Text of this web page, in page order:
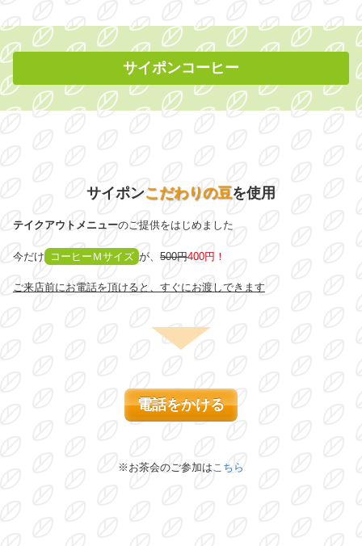
サイポンコーヒー
サイポンこだわりの豆を使用
テイクアウトメニューのご提供をはじめました
今だけ コーヒーＭサイズ が、500円400円！
ご来店前にお電話を頂けると、すぐにお渡しできます
電話をかける
※お茶会のご参加はこちら